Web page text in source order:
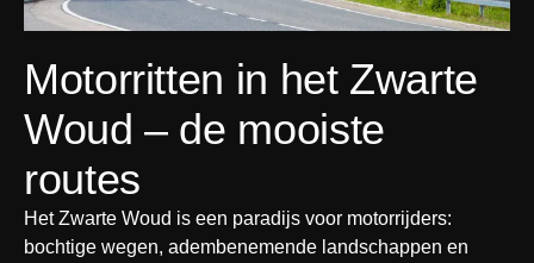
Motorritten in het Zwarte
Woud – de mooiste
routes
Het Zwarte Woud is een paradijs voor motorrijders:
bochtige wegen, adembenemende landschappen en